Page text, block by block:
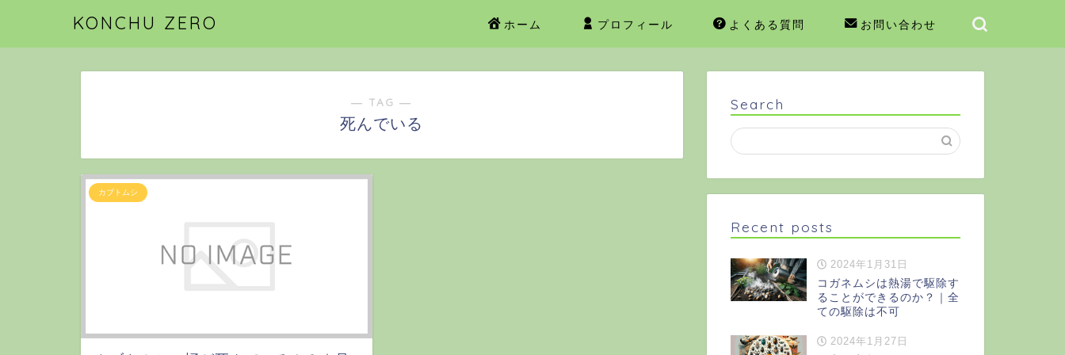
KONCHU ZERO ホーム プロフィール よくある質問 お問い合わせ
― TAG ―
死んでいる
カブトムシ
Search
Recent posts
2024年1月31日
コガネムシは熱湯で駆除す
ることができるのか？｜全
ての駆除は不可
2024年1月27日